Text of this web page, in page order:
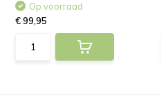
Op voorraad
€ 99,95